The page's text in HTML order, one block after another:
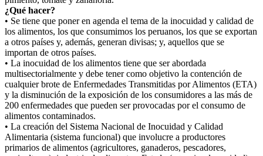
¿Qué hacer?
• Se tiene que poner en agenda el tema de la inocuidad y calidad de
los alimentos, los que consumimos los peruanos, los que se exportan
a otros países y, además, generan divisas; y, aquellos que se
importan de otros países.
• La inocuidad de los alimentos tiene que ser abordada
multisectorialmente y debe tener como objetivo la contención de
cualquier brote de Enfermedades Transmitidas por Alimentos (ETA)
y la disminución de la exposición de los consumidores a las más de
200 enfermedades que pueden ser provocadas por el consumo de
alimentos contaminados.
• La creación del Sistema Nacional de Inocuidad y Calidad
Alimentaria (sistema funcional) que involucre a productores
primarios de alimentos (agricultores, ganaderos, pescadores,